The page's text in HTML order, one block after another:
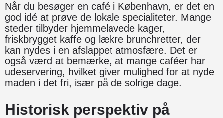
Når du besøger en café i København, er det en
god idé at prøve de lokale specialiteter. Mange
steder tilbyder hjemmelavede kager,
friskbrygget kaffe og lækre brunchretter, der
kan nydes i en afslappet atmosfære. Det er
også værd at bemærke, at mange caféer har
udeservering, hvilket giver mulighed for at nyde
maden i det fri, især på de solrige dage.
Historisk perspektiv på